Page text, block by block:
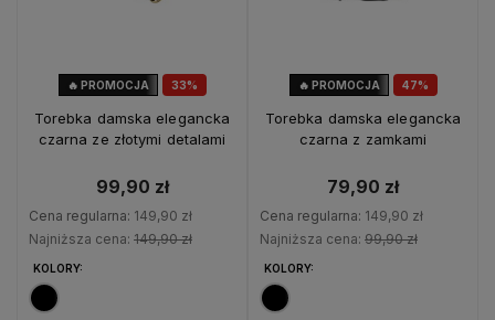
33%
🔥 PROMOCJA
Torebka damska elegancka
czarna ze złotymi detalami
99,90 zł
Cena regularna: 149,90 zł
Najniższa cena: 149,90 zł
KOLORY:
47%
🔥 PROMOCJA
Torebka damska elegancka
czarna z zamkami
79,90 zł
Cena regularna: 149,90 zł
Najniższa cena: 99,90 zł
KOLORY: